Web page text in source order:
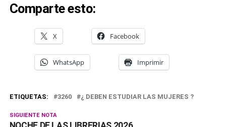
Comparte esto:
X Facebook
WhatsApp Imprimir
ETIQUETAS: 3260 ¿ DEBEN ESTUDIAR LAS MUJERES ?
SIGUIENTE NOTA